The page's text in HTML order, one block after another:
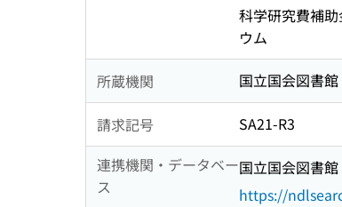
科学研究費補
ウム
所蔵機関 国立国会図書館
請求記号
SA21-R3
連携機関・データベー
ス
国立国会図書
https://